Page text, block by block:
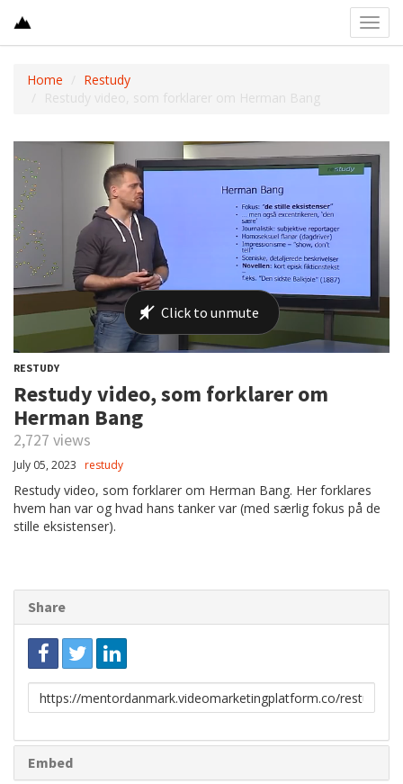
Home
Restudy
Restudy video, som forklarer om Herman Bang
RESTUDY
Restudy video, som forklarer om
Herman Bang
2,727 views
July 05, 2023 restudy
Restudy video, som forklarer om Herman Bang. Her forklares
hvem han var og hvad hans tanker var (med særlig fokus på de
stille eksistenser).
Share
Link
to
Embed